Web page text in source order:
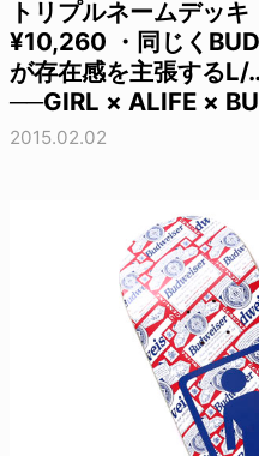
トリプルネームデッキ
¥10,260 ・同じく
が存在感を主張するL/
──GIRL × ALIFE ×
2015.02.02